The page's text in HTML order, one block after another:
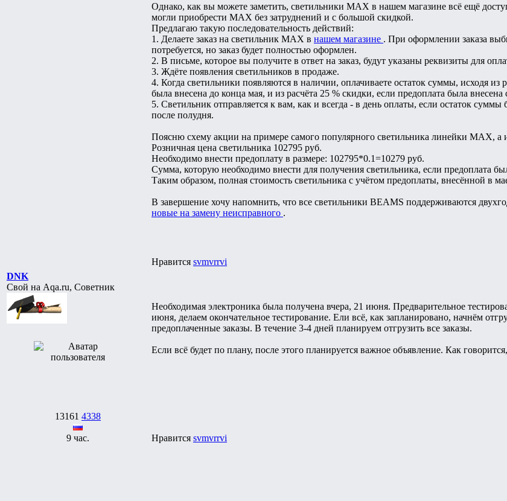
Однако, как вы можете заметить, светильники МАХ в нашем магазине всё ещё
могли приобрести МАХ без затруднений и с большой скидкой.
Предлагаю такую последовательность действий:
1. Делаете заказ на светильник MAX в нашем магазине . При оформлении заказа
потребуется, но заказ будет полностью оформлен.
2. В письме, которое вы получите в ответ на заказ, будут указаны реквизиты для
3. Ждёте появления светильников в продаже.
4. Когда светильники появляются в наличии, оплачиваете остаток суммы, исходя
была внесена до конца мая, и из расчёта 25 % скидки, если предоплата была
5. Светильник отправляется к вам, как и всегда - в день оплаты, если остаток
после полудня.
Поясню схему акции на примере самого популярного светильника линейки MAX,
Розничная цена светильника 102795 руб.
Необходимо внести предоплату в размере: 102795*0.1=10279 руб.
Сумма, которую необходимо внести для получения светильника, если предоплата
Таким образом, полная стоимость светильника с учётом предоплаты, внесённой в
В завершение хочу напомнить, что все светильники BEAMS поддерживаются
новые на замену неисправного .
Нравится svmvrrvi
DNK
Свой на Aqa.ru, Советник
13161 4338
9 час.
Необходимая электроника была получена вчера, 21 июня. Предварительное
июня, делаем окончательное тестирование. Ели всё, как запланировано, начнём
предоплаченные заказы. В течение 3-4 дней планируем отгрузить все заказы.
Если всё будет по плану, после этого планируется важное объявление. Как
Нравится svmvrrvi